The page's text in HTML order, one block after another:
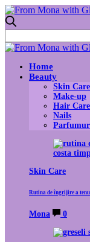
Home
Beauty
Skin Care
Make-up
Hair Care
Nails
Skin Care
Rutina de îngrijire a
Mona 0